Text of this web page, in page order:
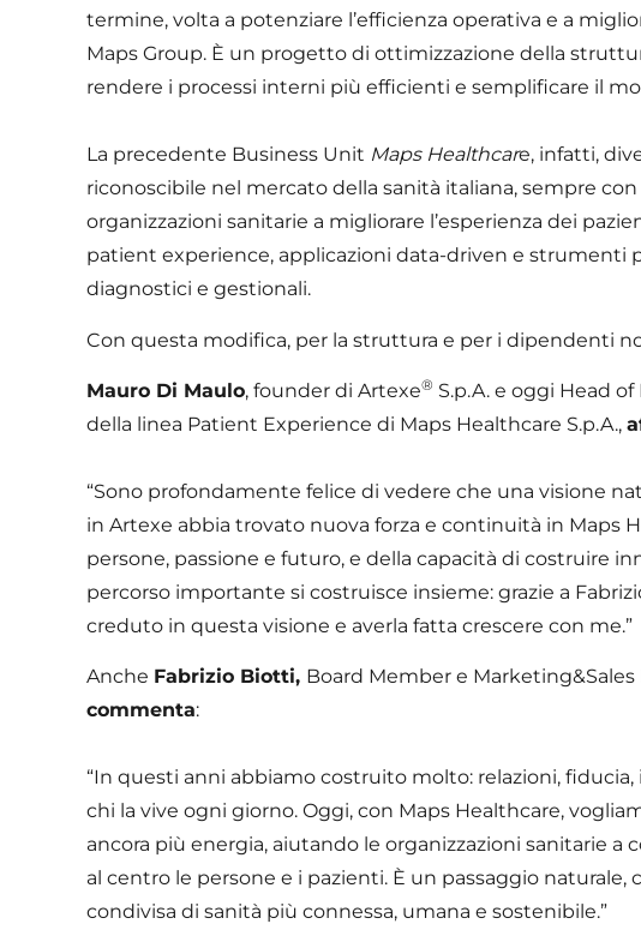
termine, volta a potenziare l’efficienza operativa e a
Maps Group. È un progetto di ottimizzazione della
rendere i processi interni più efficienti e semplificare il
La precedente Business Unit Maps Healthcare, infatti,
riconoscibile nel mercato della sanità italiana, sempre
organizzazioni sanitarie a migliorare l’esperienza dei
patient experience, applicazioni data-driven e strumenti
diagnostici e gestionali.
Con questa modifica, per la struttura e per i dipendenti
Mauro Di Maulo, founder di Artexe® S.p.A. e oggi Head
della linea Patient Experience di Maps Healthcare S.p.A.,
“Sono profondamente felice di vedere che una visione
in Artexe abbia trovato nuova forza e continuità in Maps
persone, passione e futuro, e della capacità di costruire
percorso importante si costruisce insieme: grazie a
creduto in questa visione e averla fatta crescere con me.”
Anche Fabrizio Biotti, Board Member e
commenta:
“In questi anni abbiamo costruito molto: relazioni,
chi la vive ogni giorno. Oggi, con Maps Healthcare,
ancora più energia, aiutando le organizzazioni sanitarie
al centro le persone e i pazienti. È un passaggio naturale,
condivisa di sanità più connessa, umana e sostenibile.”